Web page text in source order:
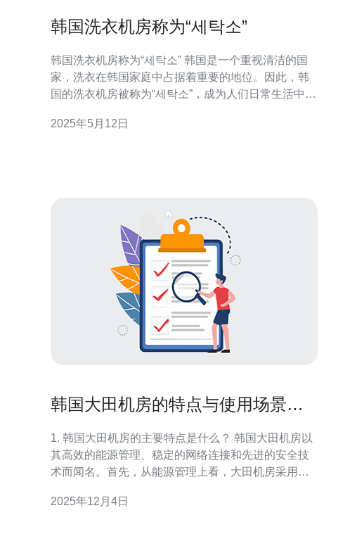
韩国洗衣机房称为“세탁소”
韩国洗衣机房称为“세탁소” 韩国是一个重视清洁的国
家，洗衣在韩国家庭中占据着重要的地位。因此，韩
国的洗衣机房被称为“세탁소”，成为人们日常生活中不
附近，方便居民前往洗衣。这些洗衣机房通常设有多
2025年5月12日
韩国大田机房的特点与使用场景分
1. 韩国大田机房的主要特点是什么？ 韩国大田机房以
其高效的能源管理、稳定的网络连接和先进的安全技
术而闻名。首先，从能源管理上看，大田机房采用了
持低能耗。其次，网络连接方面，大田机房具备多条
2025年12月4日